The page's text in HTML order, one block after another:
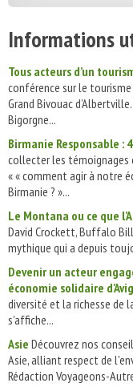
Informations
Tous acteurs d’un
conférence sur le
Grand Bivouac
Bigorgne...
Birmanie Responsable :
collecter les témoignages
« « comment agir à notre
Birmanie ? »...
Le Montana ou ce que
David Crockett, Buffalo
mythique qui a depuis
Devenir un acteur
économie solidaire
diversité et la richesse de
s'affiche...
Asie Découvrez nos
Asie, alliant respect de
Rédaction Voyageons-